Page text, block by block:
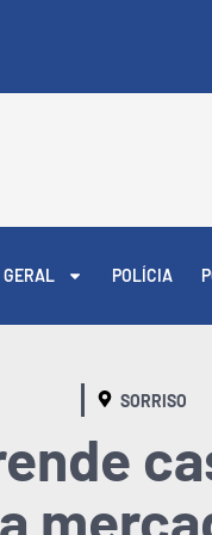
GERAL POLÍCIA
SORRISO